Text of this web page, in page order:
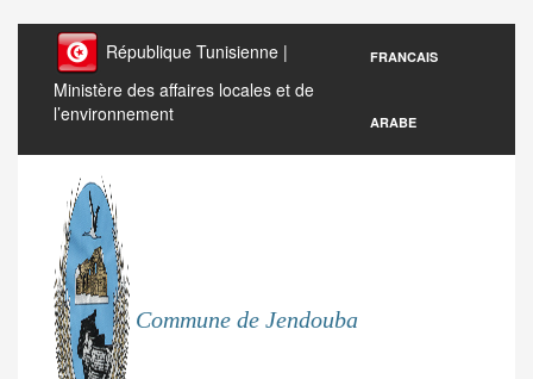
République Tunisienne |
Ministère des affaires locales et de
l’environnement
FRANCAIS
ARABE
Commune de Jendouba